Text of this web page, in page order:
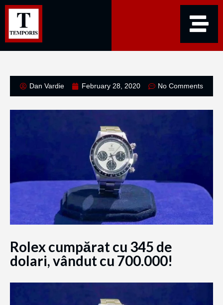
Dan Vardie February 28, 2020 No Comments
Rolex cumpărat cu 345 de
dolari, vândut cu 700.000!